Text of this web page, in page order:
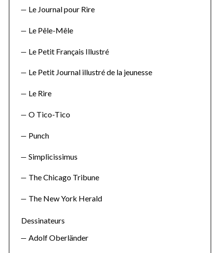
Le Journal pour Rire
Le Pêle-Mêle
Le Petit Français Illustré
Le Petit Journal illustré de la jeunesse
Le Rire
O Tico-Tico
Punch
Simplicissimus
The Chicago Tribune
The New York Herald
Dessinateurs
Adolf Oberländer